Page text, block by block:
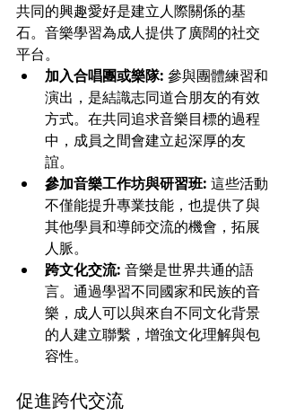
共同的興趣愛好是建立人際關係的基
石。音樂學習為成人提供了廣闊的社交
平台。
加入合唱團或樂隊: 參與團體練習和
演出，是結識志同道合朋友的有效
方式。在共同追求音樂目標的過程
中，成員之間會建立起深厚的友
誼。
參加音樂工作坊與研習班: 這些活動
不僅能提升專業技能，也提供了與
其他學員和導師交流的機會，拓展
人脈。
跨文化交流: 音樂是世界共通的語
言。通過學習不同國家和民族的音
樂，成人可以與來自不同文化背景
的人建立聯繫，增強文化理解與包
容性。
促進跨代交流